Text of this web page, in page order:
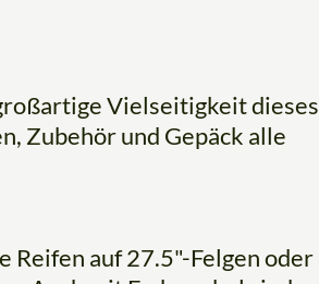
Vielseitigkeit dieses
Zubehör und Gepäck alle
Reifen auf 27.5"-Felgen oder